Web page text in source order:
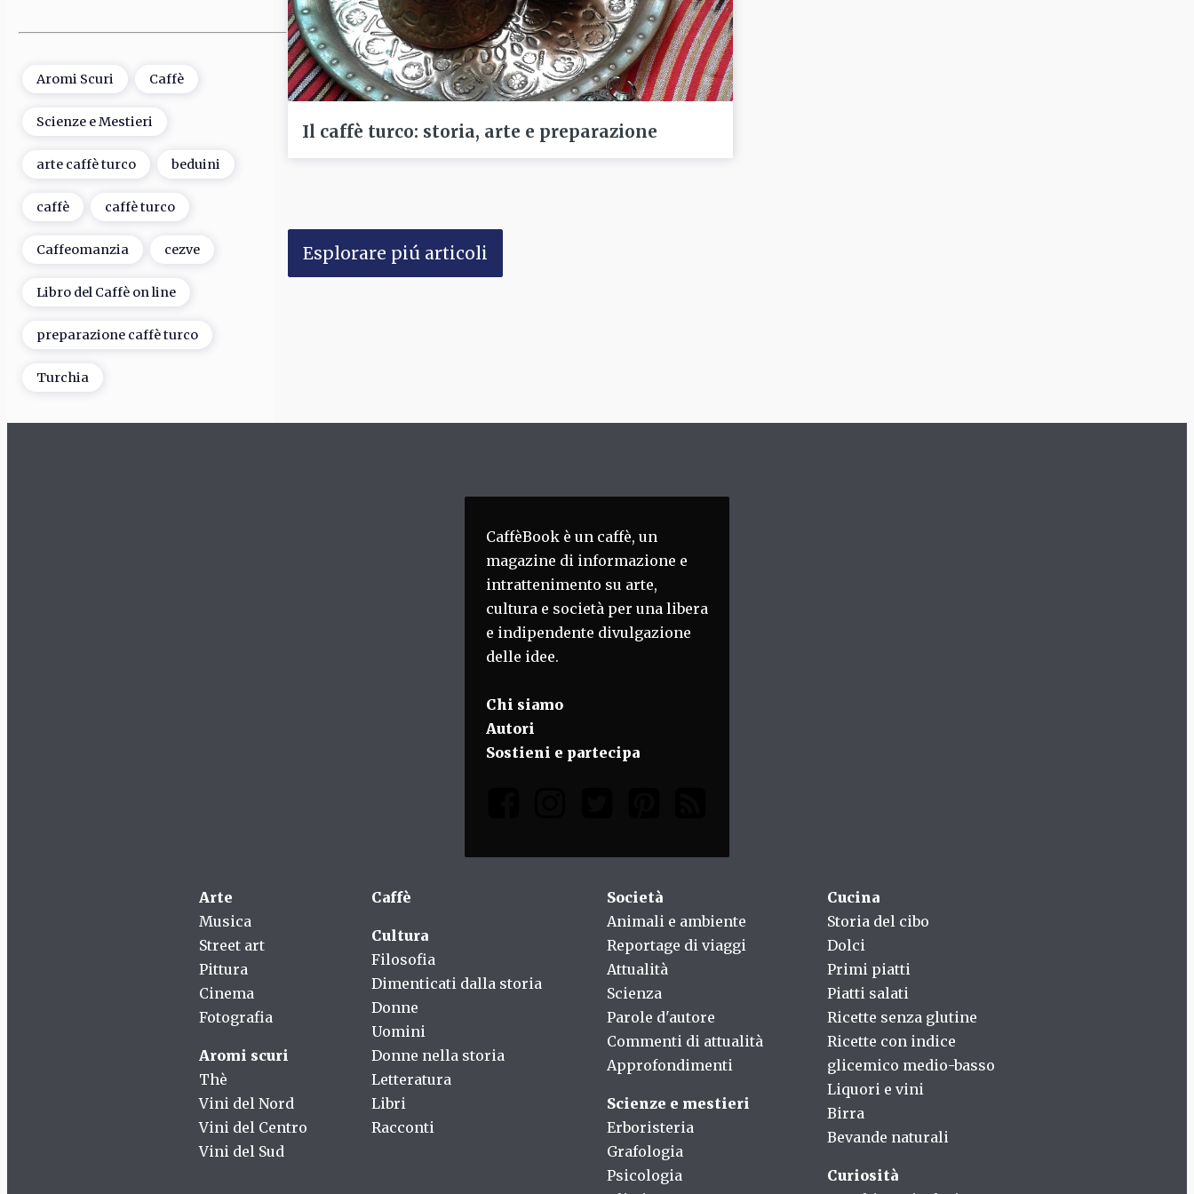
Aromi Scuri Caffè
Scienze e Mestieri
arte caffè turco beduini
caffè caffè turco
Caffeomanzia cezve
Libro del Caffè on line
preparazione caffè turco
Turchia
Il caffè turco: storia, arte e preparazione
Esplorare piú articoli
CaffèBook è un caffè, un
magazine di informazione e
intrattenimento su arte,
cultura e società per una libera
e indipendente divulgazione
delle idee.
Chi siamo
Autori
Sostieni e partecipa
Arte
Musica
Street art
Pittura
Cinema
Fotografia
Aromi scuri
Thè
Vini del Nord
Vini del Centro
Vini del Sud
Caffè
Cultura
Filosofia
Dimenticati dalla storia
Donne
Uomini
Donne nella storia
Letteratura
Libri
Racconti
Società
Animali e ambiente
Reportage di viaggi
Attualità
Scienza
Parole d'autore
Commenti di attualità
Approfondimenti
Scienze e mestieri
Erboristeria
Grafologia
Psicologia
Cucina
Storia del cibo
Dolci
Primi piatti
Piatti salati
Ricette senza glutine
Ricette con indice
glicemico medio-basso
Liquori e vini
Birra
Bevande naturali
Curiosità